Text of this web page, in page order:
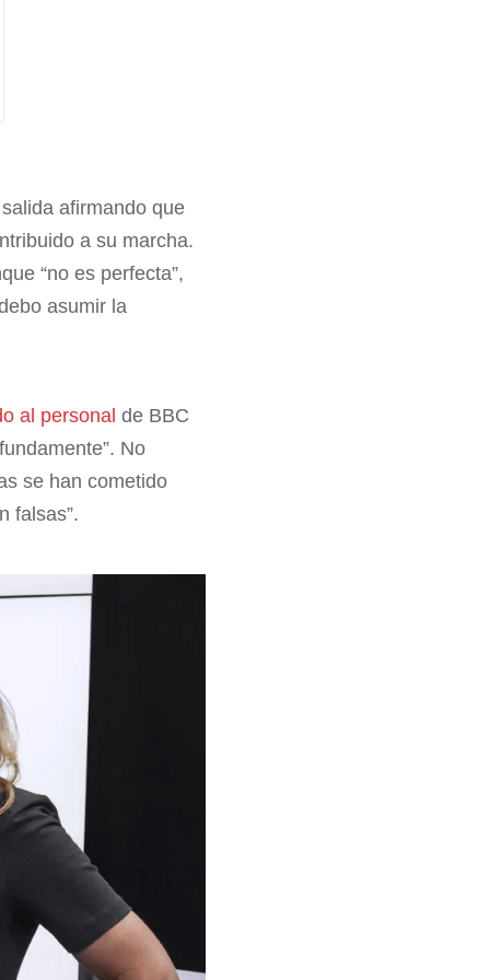
afirmando que
a su marcha.
“no es perfecta”,
asumir la
al personal de BBC
No
se han cometido
falsas”.